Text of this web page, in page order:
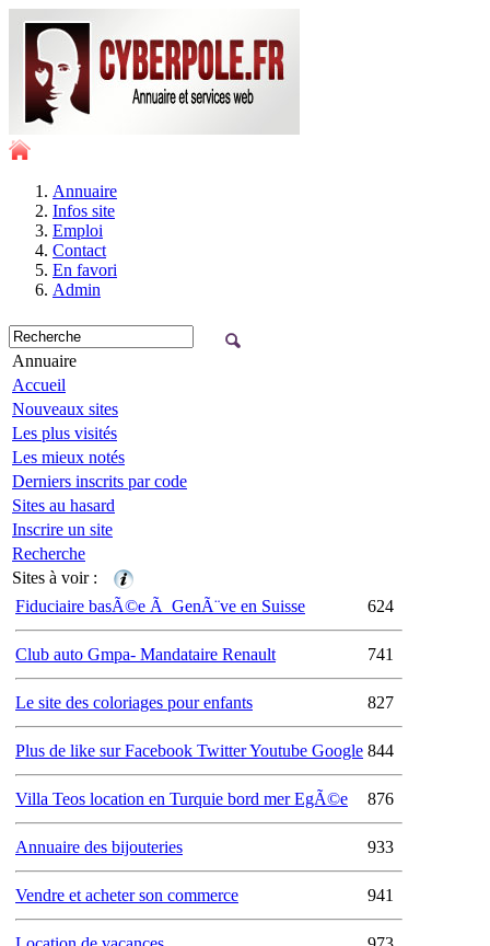
Annuaire
Infos site
Emploi
Contact
En favori
Admin
Annuaire
Accueil
Nouveaux sites
Les plus visités
Les mieux notés
Derniers inscrits par code
Sites au hasard
Inscrire un site
Recherche
Sites à voir :
Fiduciaire basÃ©e Ã GenÃ¨ve en Suisse
624
Club auto Gmpa- Mandataire Renault 741
Le site des coloriages pour enfants 827
Plus de like sur Facebook Twitter Youtube Google 844
Villa Teos location en Turquie bord mer EgÃ©e 876
Annuaire des bijouteries 933
Vendre et acheter son commerce 941